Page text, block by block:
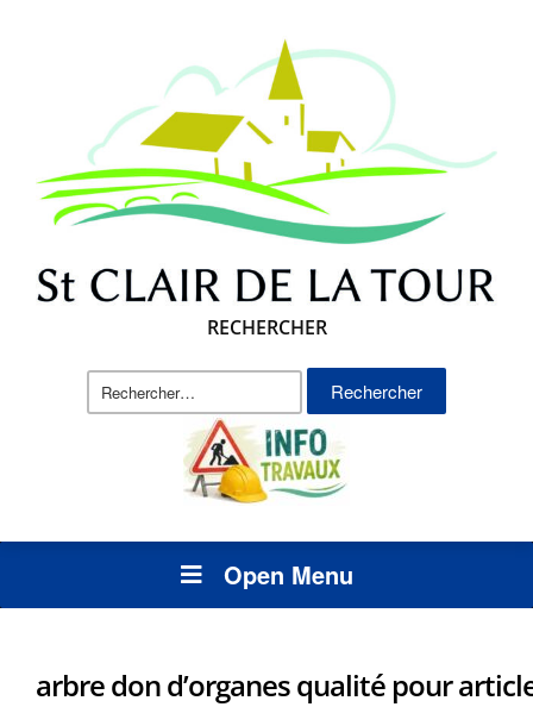
RECHERCHER
Rechercher :
Open Menu
arbre don d’organes qualité pour